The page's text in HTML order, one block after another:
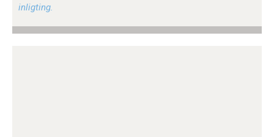
inligting.